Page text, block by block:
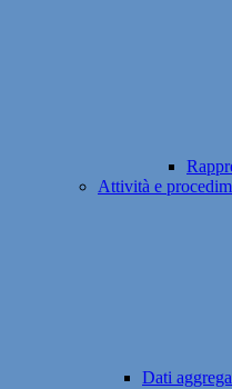
Attività e
Dati